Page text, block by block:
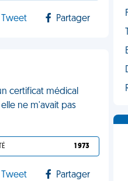
Tweet Partager
certificat médical
ne m'avait pas
1 973
Tweet Partager